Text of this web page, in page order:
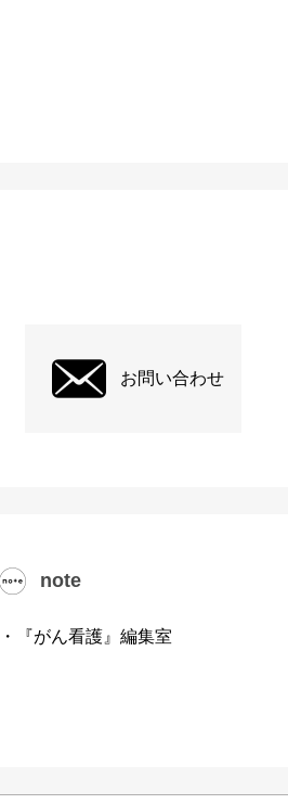
お問い合わせ
note
・『がん看護』編集室